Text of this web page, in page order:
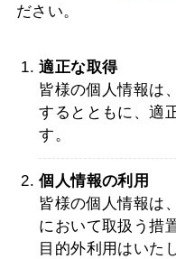
ださい。
適正な取得
皆様の個人情報は
するとともに、適
す。
個人情報の利用
皆様の個人情報は
において取扱う措
目的外利用はいた